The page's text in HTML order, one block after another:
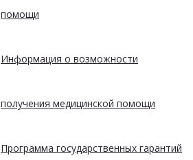
помощи
Информация о возможности
получения медицинской помощи
Программа государственных гарантий